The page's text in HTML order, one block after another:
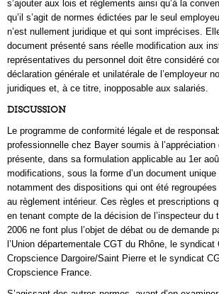
s’ajouter aux lois et règlements ainsi qu’à la
qu’il s’agit de normes édictées par le seul
n’est nullement juridique et qui sont imprécises.
document présenté sans réelle modification aux
représentatives du personnel doit être considéré
déclaration générale et unilatérale de l’employeur
juridiques et, à ce titre, inopposable aux salariés.
DISCUSSION
Le programme de conformité légale et de
professionnelle chez Bayer soumis à l’appréciation
présente, dans sa formulation applicable au 1er
modifications, sous la forme d’un document unique
notamment des dispositions qui ont été
au règlement intérieur. Ces règles et prescriptions
en tenant compte de la décision de l’inspecteur du
2006 ne font plus l’objet de débat ou de demande
l’Union départementale CGT du Rhône, le syndicat
Cropscience Dargoire/Saint Pierre et le syndicat
Cropscience France.